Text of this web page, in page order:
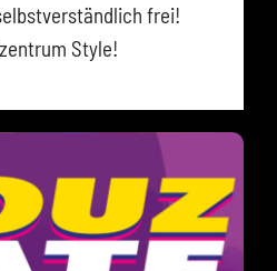
frei!
Style!